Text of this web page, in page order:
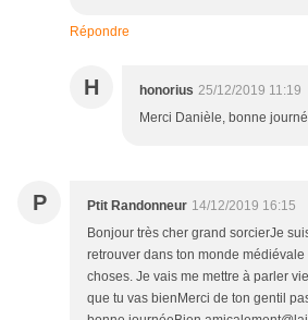
Répondre
H honorius 25/12/2019 11:19
Merci Danièle, bonne
P Ptit Randonneur 14/12/2019 16:15
Bonjour très cher grand sorcierJe
retrouver dans ton monde
choses. Je vais me mettre à parler
que tu vas bienMerci de ton gentil